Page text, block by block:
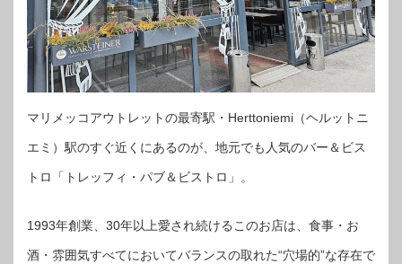
マリメッコアウトレットの最寄駅・Herttoniemi（ヘルットニ
エミ）駅のすぐ近くにあるのが、地元でも人気のバー＆ビス
トロ「トレッフィ・パブ＆ビストロ」。
1993年創業、30年以上愛され続けるこのお店は、食事・お
酒・雰囲気すべてにおいてバランスの取れた“穴場的”な存在で